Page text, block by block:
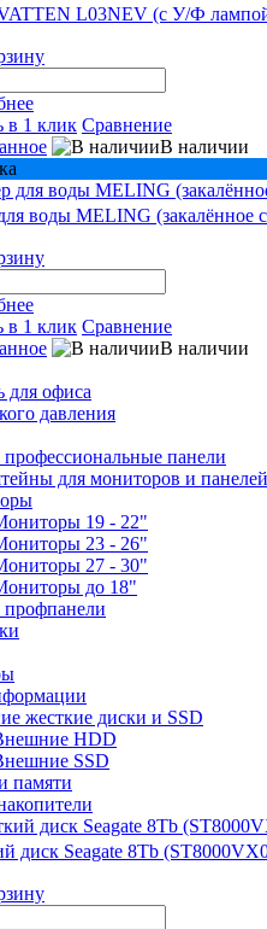
L03NEV (с У/Ф
в 1 клик Сравнение
В наличии
воды MELING (закалённое
в 1 клик Сравнение
В наличии
для офиса
давления
панели
для мониторов и панелей
19 - 22"
23 - 26"
27 - 30"
до 18"
жесткие диски и SSD
HDD
SSD
памяти
диск Seagate 8Tb